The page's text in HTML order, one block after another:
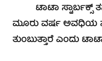
ಟಾಟಾ ಸ್ಟಾರ್ಬಕ್ಸ್
ಮೂರು ವರ್ಷ ಅವಧಿಯ
ತುಂಬುತ್ತಾರೆ ಎಂದು